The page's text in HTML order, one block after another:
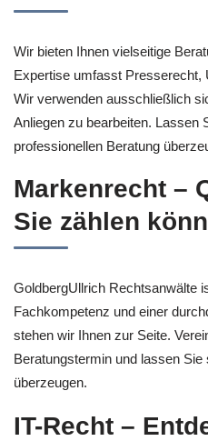
Wir bieten Ihnen vielseitige
Expertise umfasst Presserecht,
Wir verwenden ausschließlich
Anliegen zu bearbeiten. Lassen
professionellen Beratung
Markenrecht –
Sie zählen
GoldbergUllrich Rechtsanwälte
Fachkompetenz und einer
stehen wir Ihnen zur Seite.
Beratungstermin und lassen
überzeugen.
IT-Recht –